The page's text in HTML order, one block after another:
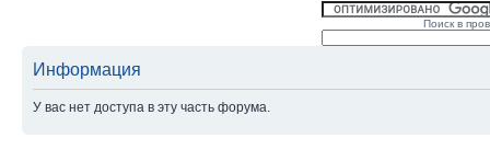
Поиск в
Информация
У вас нет доступа в эту часть форума.